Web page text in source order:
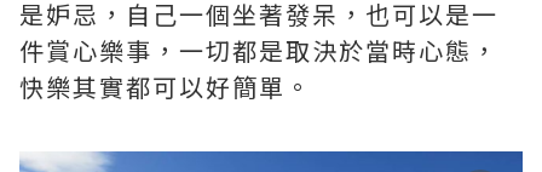
是妒忌，自己一個坐著發呆，也可以是一
件賞心樂事，一切都是取決於當時心態，
快樂其實都可以好簡單。